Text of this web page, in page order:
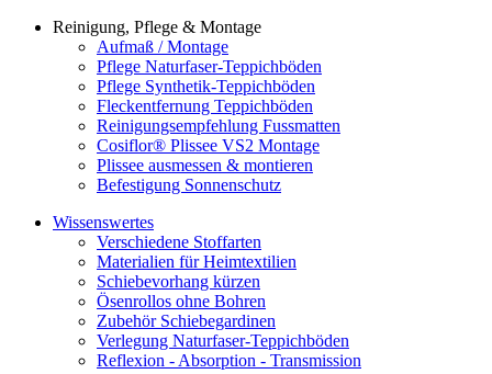
Reinigung, Pflege & Montage
Aufmaß / Montage
Pflege Naturfaser-Teppichböden
Pflege Synthetik-Teppichböden
Fleckentfernung Teppichböden
Reinigungsempfehlung Fussmatten
Cosiflor® Plissee VS2 Montage
Plissee ausmessen & montieren
Befestigung Sonnenschutz
Wissenswertes
Verschiedene Stoffarten
Materialien für Heimtextilien
Schiebevorhang kürzen
Ösenrollos ohne Bohren
Zubehör Schiebegardinen
Verlegung Naturfaser-Teppichböden
Reflexion - Absorption - Transmission